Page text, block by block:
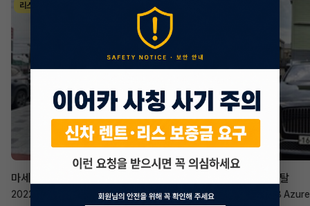
리스
승계 매니저
한태현
마세라티 르반떼
2022년
2.0 Hybrid GT
벤틀리 컨티넨탈
4.0 V8 Azure